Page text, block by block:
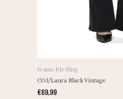
Jeans, Kleding
COJ/Laura Black Vintage
€69,99